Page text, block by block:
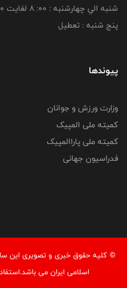
شنبه الي چهارشنبه : 00: 8 لغايت 16:00
پنج شنبه : تعطیل
پیوندها
وزارت ورزش و جوانان
کمیته ملی المپیک
کمیته ملی پاراالمپیک
فدراسیون جهانی
© کليه حقوق خبری و تصويری اين
اسلامی ایران می